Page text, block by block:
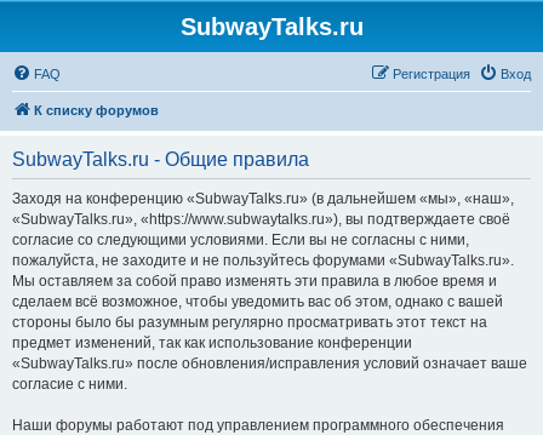
SubwayTalks.ru
FAQ Вход
Регистрация
К списку форумов
SubwayTalks.ru - Общие правила
Заходя на конференцию «SubwayTalks.ru» (в дальнейшем «мы», «наш»,
«SubwayTalks.ru», «https://www.subwaytalks.ru»), вы подтверждаете своё
согласие со следующими условиями. Если вы не согласны с ними,
пожалуйста, не заходите и не пользуйтесь форумами «SubwayTalks.ru».
Мы оставляем за собой право изменять эти правила в любое время и
сделаем всё возможное, чтобы уведомить вас об этом, однако с вашей
стороны было бы разумным регулярно просматривать этот текст на
предмет изменений, так как использование конференции
«SubwayTalks.ru» после обновления/исправления условий означает ваше
согласие с ними.
Наши форумы работают под управлением программного обеспечения